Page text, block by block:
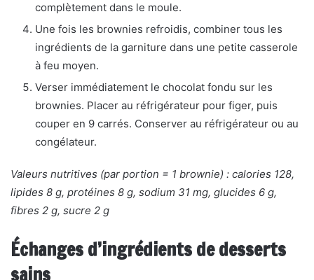
complètement dans le moule.
Une fois les brownies refroidis, combiner tous les
ingrédients de la garniture dans une petite casserole
à feu moyen.
Verser immédiatement le chocolat fondu sur les
brownies. Placer au réfrigérateur pour figer, puis
couper en 9 carrés. Conserver au réfrigérateur ou au
congélateur.
Valeurs nutritives (par portion = 1 brownie) : calories 128,
lipides 8 g, protéines 8 g, sodium 31 mg, glucides 6 g,
fibres 2 g, sucre 2 g
Échanges d’ingrédients de desserts
sains